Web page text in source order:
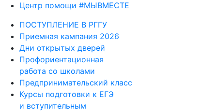
Центр помощи #МЫВМЕСТЕ
ПОСТУПЛЕНИЕ В РГГУ
Приемная кампания 2026
Дни открытых дверей
Профориентационная
работа со школами
Предпринимательский класс
Курсы подготовки к ЕГЭ
и вступительным